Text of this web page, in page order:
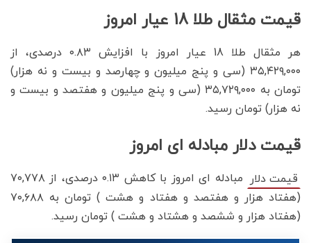
قیمت مثقال طلا 18 عیار امروز
هر مثقال طلا 18 عیار امروز با افزایش ۰.۸۳ درصدی، از
۳۵,۴۲۹,۰۰۰ (سی و پنج میلیون و چهارصد و بیست و نه هزار)
تومان به ۳۵,۷۲۹,۰۰۰ (سی و پنج میلیون و هفتصد و بیست و
نه هزار) تومان رسید.
قیمت دلار مبادله ای امروز
قیمت دلار
مبادله ای امروز با کاهش ۰.۱۳ درصدی، از ۷۰,۷۷۸
(هفتاد هزار و هفتصد و هفتاد و هشت ) تومان به ۷۰,۶۸۸
(هفتاد هزار و ششصد و هشتاد و هشت ) تومان رسید.